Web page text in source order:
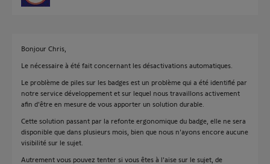
Bonjour Chris,
Le nécessaire à été fait concernant les désactivations automatiques.
Le problème de piles sur les badges est un problème qui a été identifié par
notre service développement et sur lequel nous travaillons activement
afin d'être en mesure de vous apporter un solution durable.
Cette solution passant par la refonte ergonomique du badge, elle ne sera
disponible que dans plusieurs mois, bien que nous n'ayons encore aucune
visibilité sur le sujet.
Autrement vous pouvez tenter si vous êtes à l'aise sur le sujet, de